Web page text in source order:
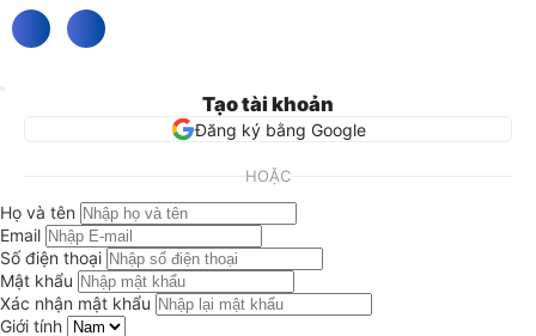
Tạo tài khoản
Đăng ký bằng Google
HOẶC
Họ và tên
Email
Số điện thoại
Mật khẩu
Xác nhận mật khẩu
Giới tính